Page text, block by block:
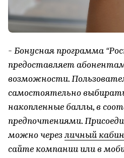
- Бонусная программа
предоставляет
возможности.
самостоятельно
накопленные баллы, в
предпочтениями.
можно через личный
сайте компании или в